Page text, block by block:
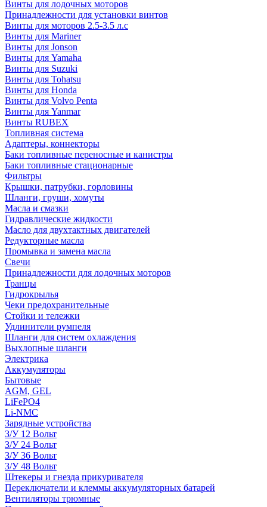
Винты для лодочных моторов
Принадлежности для установки винтов
Винты для моторов 2.5-3.5 л.с
Винты для Mariner
Винты для Jonson
Винты для Yamaha
Винты для Suzuki
Винты для Tohatsu
Винты для Honda
Винты для Volvo Penta
Винты для Yanmar
Винты RUBEX
Топливная система
Адаптеры, коннекторы
Баки топливные переносные и канистры
Баки топливные стационарные
Фильтры
Крышки, патрубки, горловины
Шланги, груши, хомуты
Масла и смазки
Гидравлические жидкости
Масло для двухтактных двигателей
Редукторные масла
Промывка и замена масла
Свечи
Принадлежности для лодочных моторов
Транцы
Гидрокрылья
Чеки предохранительные
Стойки и тележки
Удлинители румпеля
Шланги для систем охлаждения
Выхлопные шланги
Электрика
Аккумуляторы
Бытовые
AGM, GEL
LiFePO4
Li-NMC
Зарядные устройства
З/У 12 Вольт
З/У 24 Вольт
З/У 36 Вольт
З/У 48 Вольт
Штекеры и гнезда прикуривателя
Переключатели и клеммы аккумуляторных батарей
Вентиляторы трюмные